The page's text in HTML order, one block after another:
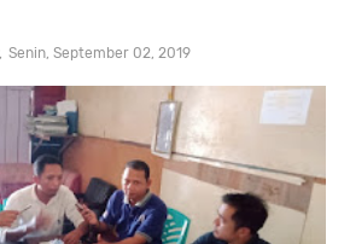
Senin, September 02, 2019